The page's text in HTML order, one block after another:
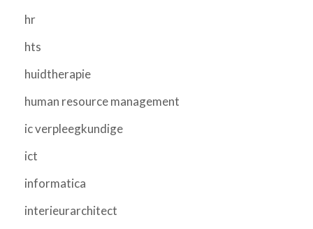
hr
hts
huidtherapie
human resource management
ic verpleegkundige
ict
informatica
interieurarchitect